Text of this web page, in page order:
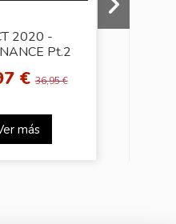
2020 -
Pt.2
€36,95 €
más